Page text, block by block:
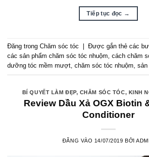
Tiếp tục đọc →
Đăng trong Chăm sóc tóc Được gắn thẻ các
các sản phẩm chăm sóc tóc nhuộm cách chăm
dưỡng tóc mềm mượt chăm sóc tóc nhuộm sản
BÍ QUYẾT LÀM ĐẸP, CHĂM SÓC TÓC, KINH
Review Dầu Xả OGX Biotin
Conditioner
ĐĂNG VÀO 14/07/2019 BỞI